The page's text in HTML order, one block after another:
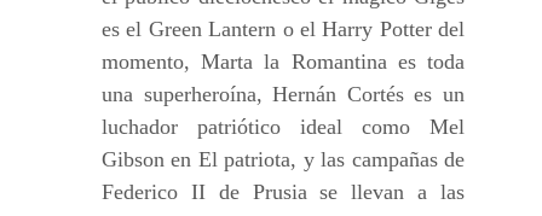
es el Green Lantern o el Harry Potter del
momento, Marta la Romantina es toda
una superheroína, Hernán Cortés es un
luchador patriótico ideal como Mel
Gibson en El patriota, y las campañas de
Federico II de Prusia se llevan a las